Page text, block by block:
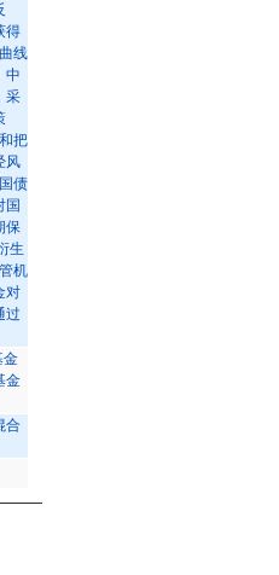
得
线
中
采
把
风
债
国
保
生
机
对
过
金
金
合